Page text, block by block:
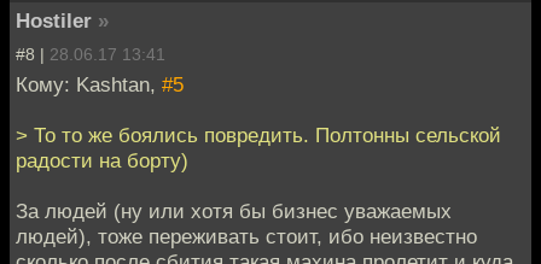
Hostiler »
#8 | 28.06.17 13:41
Кому: Kashtan, #5
> То то же боялись повредить. Полтонны сельской
радости на борту)
За людей (ну или хотя бы бизнес уважаемых
людей), тоже переживать стоит, ибо неизвестно